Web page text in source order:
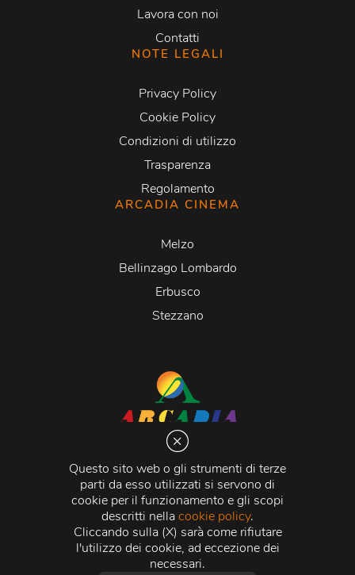
Questo sito web o gli strumenti di terze
parti da esso utilizzati si servono di
cookie per il funzionamento e gli scopi
descritti nellacookie policy.
Cliccando sulla (X) sarà come rifiutare
l'utilizzo dei cookie, ad eccezione dei
necessari.
Lavora con noi
Contatti
NOTE LEGALI
Privacy Policy
Cookie Policy
Condizioni di utilizzo
Trasparenza
Regolamento
ARCADIA CINEMA
Melzo
Bellinzago Lombardo
Erbusco
Stezzano
Via Martiri della Libertà 20066 Melzo (MI)
C.C.I.A.A. - R.E.A di Milano n. 1427910
Registro delle Imprese di Milano n. 338392 -
Fiscale e Partita Iva11015840157 | Capitale Sociale
500.000,00 i.v.
Credits:Crea Informatica S.r.l. 2026 © Tutti i diritti
riservati.